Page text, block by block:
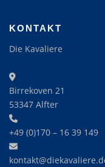
KONTAKT
Die Kavaliere
Birrekoven 21
53347 Alfter
+49 (0)170 – 16 39 149‬